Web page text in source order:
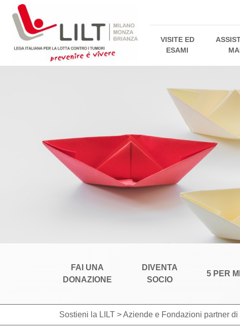
VISITE ED
ESAMI
FAI UNA
DONAZIONE
DIVENTA
SOCIO
5 PER
Sostieni la LILT >Aziende e Fondazioni partner di